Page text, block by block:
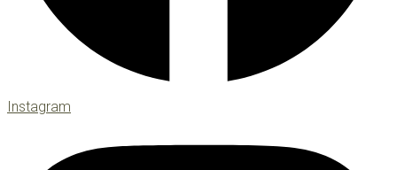
Instagram